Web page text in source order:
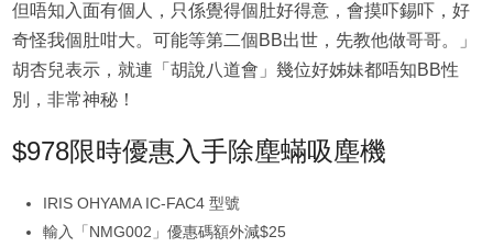
但唔知入面有個人，只係覺得個肚好得意，會摸吓錫吓，好
奇怪我個肚咁大。可能等第二個BB出世，先教他做哥哥。」
胡杏兒表示，就連「胡說八道會」幾位好姊妹都唔知BB性
別，非常神秘！
$978限時優惠入手除塵蟎吸塵機
IRIS OHYAMA IC-FAC4 型號
輸入「NMG002」優惠碼額外減$25